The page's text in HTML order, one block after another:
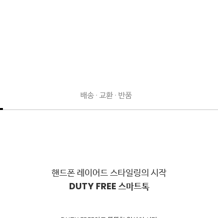
배송 · 교환 · 반품
DUTY FREE 스마트톡